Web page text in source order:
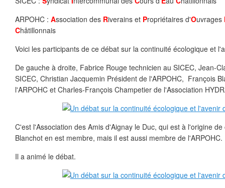
ARPOHC : Association des Riverains et Propriétaires d'Ouvrages
Châtillonnais
Voici les participants de ce débat sur la continuité écologique et
De gauche à droite, Fabrice Rouge technicien au SICEC, Jean-
SICEC, Christian Jacquemin Président de l'ARPOHC, François
l'ARPOHC et Charles-François Champetier de l'Association
C'est l'Association des Amis d'Aignay le Duc, qui est à l'origine
Blanchot en est membre, mais il est aussi membre de l'ARPOHC.
Il a animé le débat.